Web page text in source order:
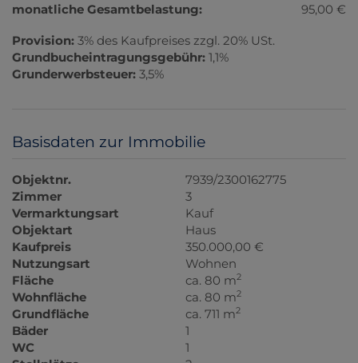
monatliche Gesamtbelastung:
95,00 €
Provision: 3% des Kaufpreises zzgl. 20% USt.
Grundbucheintragungsgebühr: 1,1%
Grunderwerbsteuer: 3,5%
Basisdaten zur Immobilie
Objektnr.
7939/2300162775
Zimmer
3
Vermarktungsart
Kauf
Objektart
Haus
Kaufpreis
350.000,00 €
Nutzungsart
Wohnen
Fläche
ca. 80 m2
Wohnfläche ca. 80 m2
Grundfläche ca. 711 m2
Bäder
1
WC
1